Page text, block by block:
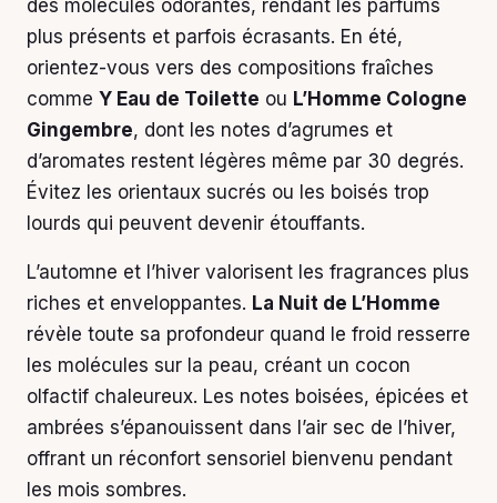
des molécules odorantes, rendant les parfums
plus présents et parfois écrasants. En été,
orientez-vous vers des compositions fraîches
comme Y Eau de Toilette ou L’Homme Cologne
Gingembre, dont les notes d’agrumes et
d’aromates restent légères même par 30 degrés.
Évitez les orientaux sucrés ou les boisés trop
lourds qui peuvent devenir étouffants.
L’automne et l’hiver valorisent les fragrances plus
riches et enveloppantes. La Nuit de L’Homme
révèle toute sa profondeur quand le froid resserre
les molécules sur la peau, créant un cocon
olfactif chaleureux. Les notes boisées, épicées et
ambrées s’épanouissent dans l’air sec de l’hiver,
offrant un réconfort sensoriel bienvenu pendant
les mois sombres.